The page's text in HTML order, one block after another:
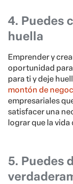
4. Puedes
huella
Emprender y
oportunidad
para ti y deje
montón de
empresariales
satisfacer una
lograr que la vida
5. Puedes